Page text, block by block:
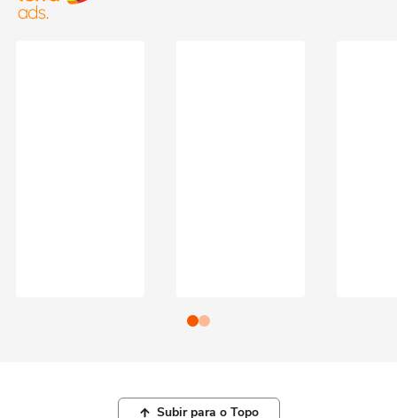
Subir para o Topo